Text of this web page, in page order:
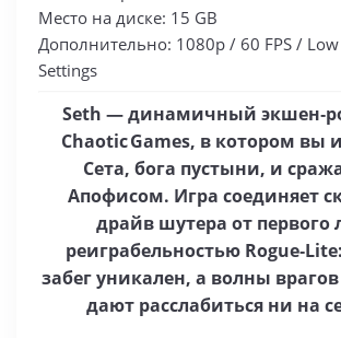
Место на диске: 15 GB
Дополнительно: 1080p / 60 FPS /
Settings
Seth — динамичный
Chaotic Games, в котором вы
Сета, бога пустыни, и
Апофисом. Игра соединяет
драйв шутера от первого
реиграбельностью
забег уникален, а волны
дают расслабиться ни на